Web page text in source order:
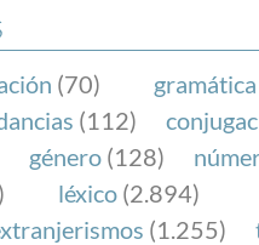
patrocinada por la
cuyo objetivo es
los medios de
(70) gramática
(112)
género (128)
léxico (2.894)
(1.255)